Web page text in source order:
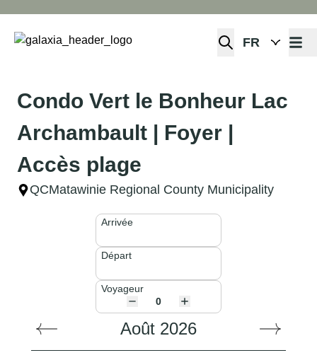
Open
Condo Vert le Bonheur Lac
Archambault | Foyer |
Accès plage
QCMatawinie Regional County Municipality
Arrivée
Départ
Voyageur
Août 2026